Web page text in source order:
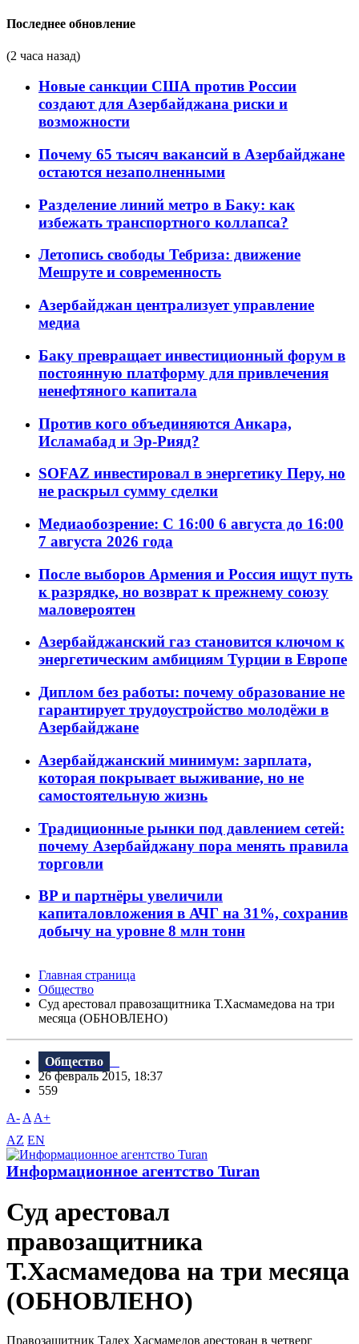
Последнее обновление
(2 часа назад)
Новые санкции США против России
создают для Азербайджана риски и
возможности
Почему 65 тысяч вакансий в Азербайджане
остаются незаполненными
Разделение линий метро в Баку: как
избежать транспортного коллапса?
Летопись свободы Тебриза: движение
Мешруте и современность
Азербайджан централизует управление
медиа
Баку превращает инвестиционный форум в
постоянную платформу для привлечения
ненефтяного капитала
Против кого объединяются Анкара,
Исламабад и Эр-Рияд?
SOFAZ инвестировал в энергетику Перу, но
не раскрыл сумму сделки
Медиаобозрение: С 16:00 6 августа до 16:00
7 августа 2026 года
После выборов Армения и Россия ищут путь
к разрядке, но возврат к прежнему союзу
маловероятен
Азербайджанский газ становится ключом к
энергетическим амбициям Турции в Европе
Диплом без работы: почему образование не
гарантирует трудоустройство молодёжи в
Азербайджане
Азербайджанский минимум: зарплата,
которая покрывает выживание, но не
самостоятельную жизнь
Традиционные рынки под давлением сетей:
почему Азербайджану пора менять правила
торговли
BP и партнёры увеличили
капиталовложения в АЧГ на 31%, сохранив
добычу на уровне 8 млн тонн
Главная страница
Общество
Суд арестовал правозащитника Т.Хасмамедова на три
месяца (ОБНОВЛЕНО)
Общество
26 февраль 2015, 18:37
559
A- A A+
AZ EN
Информационное агентство Turan
Суд арестовал
правозащитника
Т.Хасмамедова на три месяца
(ОБНОВЛЕНО)
Правозащитник Талех Хасмамедов арестован в четверг